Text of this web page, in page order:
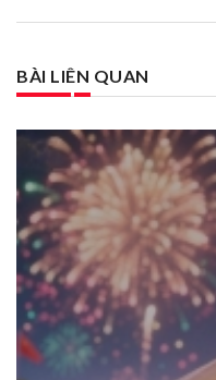
BÀI LIÊN QUAN